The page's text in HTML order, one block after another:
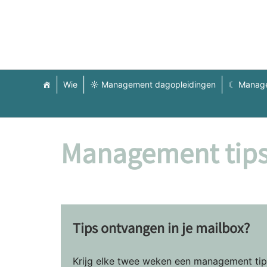
Wie ☼ Management dagopleidingen ☾
Management
Tips ontvangen in je mailbox?
Krijg elke twee weken een management